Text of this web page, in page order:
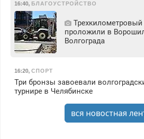
16:40, БЛАГОУСТРОЙСТВО
Трехкилометровый
проложили в
Волгограда
16:20, СПОРТ
Три бронзы завоевали
турнире в Челябинске
вся новостная